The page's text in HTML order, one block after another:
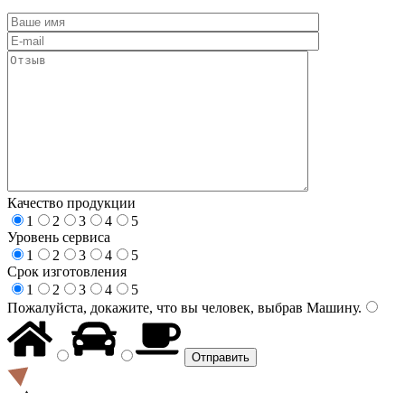
Качество продукции
1
2 3 4
5
Уровень сервиса
1
2 3 4
5
Срок изготовления
1
2 3 4
5
Пожалуйста, докажите, что вы человек, выбрав Машину.